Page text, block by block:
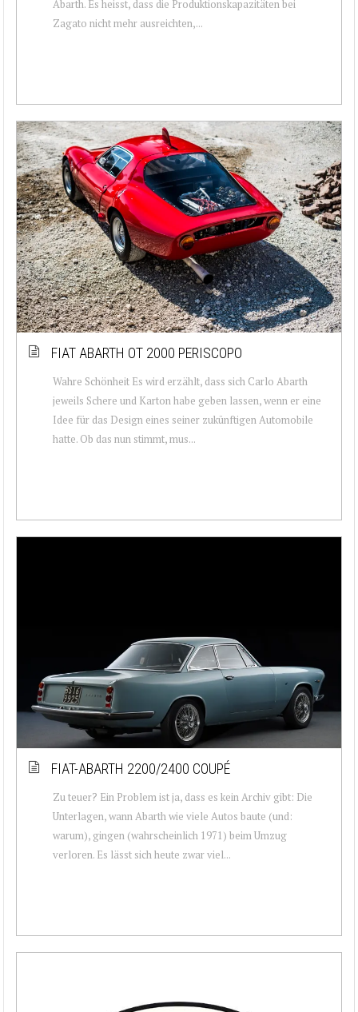
Abarth. Es heisst, dass die Produktionskapazitäten bei
Zagato nicht mehr ausreichten,...
FIAT ABARTH OT 2000 PERISCOPO
Wahre Schönheit Es wird erzählt, dass sich Carlo Abarth
jeweils Schere und Karton habe geben lassen, wenn er eine
Idee für das Design eines seiner zukünftigen Automobile
hatte. Ob das nun stimmt, mus...
FIAT-ABARTH 2200/2400 COUPÉ
Zu teuer? Ein Problem ist ja, dass es kein Archiv gibt: Die
Unterlagen, wann Abarth wie viele Autos baute (und:
warum), gingen (wahrscheinlich 1971) beim Umzug
verloren. Es lässt sich heute zwar viel...